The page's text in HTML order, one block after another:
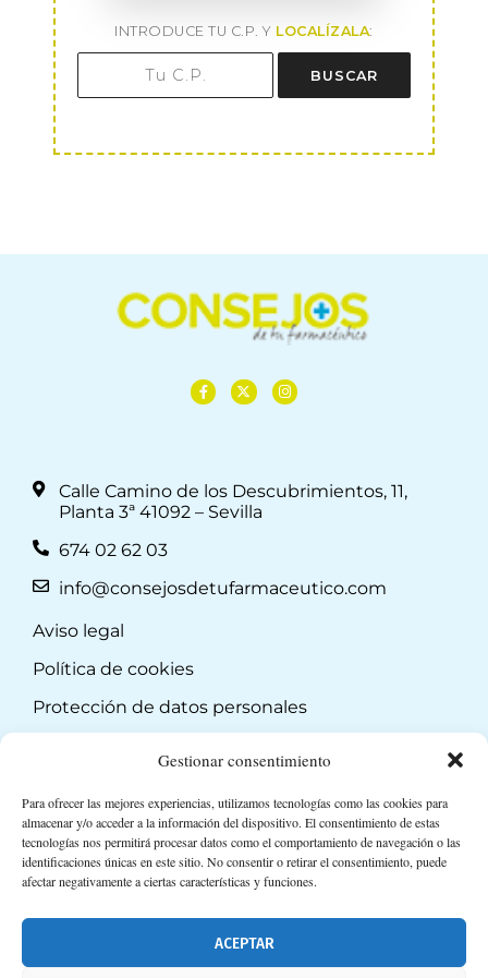
Gestionar consentimiento
Para ofrecer las mejores experiencias, utilizamos tecnologías como las cookies para
almacenar y/o acceder a la información del dispositivo. El consentimiento de estas
tecnologías nos permitirá procesar datos como el comportamiento de navegación o las
identificaciones únicas en este sitio. No consentir o retirar el consentimiento, puede
afectar negativamente a ciertas características y funciones.
ACEPTAR
INTRODUCE TU C.P. Y LOCALÍZALA:
BUSCAR
Calle Camino de los Descubrimientos, 11,
Planta 3ª 41092 – Sevilla
674 02 62 03
info@consejosdetufarmaceutico.com
Aviso legal
Política de cookies
Protección de datos personales